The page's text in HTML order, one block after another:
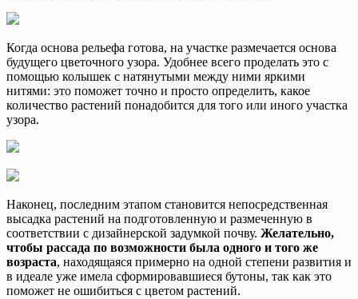
Когда основа рельефа готова, на участке размечается основа
будущего цветочного узора. Удобнее всего проделать это с
помощью колышек с натянутыми между ними яркими
нитями: это поможет точно и просто определить, какое
количество растений понадобится для того или иного участка
узора.
Наконец, последним этапом становится непосредственная
высадка растений на подготовленную и размеченную в
соответствии с дизайнерской задумкой почву. Желательно,
чтобы рассада по возможности была одного и того же
возраста, находящаяся примерно на одной степени развития и
в идеале уже имела сформировавшиеся бутоны, так как это
поможет не ошибиться с цветом растений.